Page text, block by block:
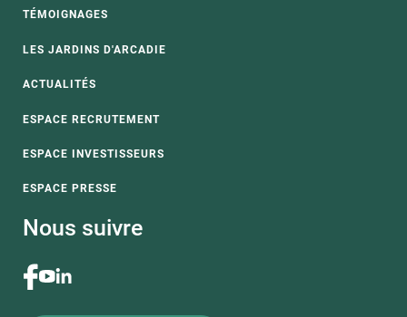
TÉMOIGNAGES
LES JARDINS D'ARCADIE
ACTUALITÉS
ESPACE RECRUTEMENT
ESPACE INVESTISSEURS
ESPACE PRESSE
Nous suivre